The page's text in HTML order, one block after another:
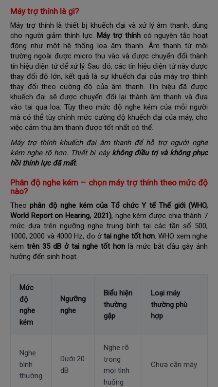
Máy trợ thính là gì?
Máy trợ thính là thiết bị khuếch đại và xử lý âm thanh, dùng
cho người giảm thính lực. Máy trợ thính có nguyên tắc hoạt
động như một hệ thống loa âm thanh. Âm thanh từ môi
trường ngoài được micro thu vào và được chuyển đổi thành
tín hiệu điện tử để xử lý. Sau đó, các tín hiệu điện tử này được
thay đổi độ lớn, kết quả là sự khuếch đại của máy trợ thính
thay đổi theo cường độ của âm thanh. Tín hiệu đã được
khuếch đại sẽ được chuyển đổi lại thành âm thanh và đưa
vào tai qua loa. Tùy theo mức độ nghe kém của mỗi người
mà có thể tùy chỉnh mức cường độ khuếch đại của máy, cho
việc cảm thụ âm thanh được tốt nhất có thể.
Máy trợ thính khuếch đại âm thanh để hỗ trợ người nghe
kém nghe rõ hơn. Thiết bị này không điều trị và không phục
hồi thính lực đã mất.
Phân độ nghe kém – chọn máy trợ thính theo mức độ
nào?
Theophân độ nghe kém của Tổ chức Y tế Thế giới (WHO,
World Report on Hearing, 2021), nghe kém được chia thành 7
mức dựa trên ngưỡng nghe trung bình tại các tần số 500,
1000, 2000 và 4000 Hz, đo ởtai nghe tốt hơn. WHO xem nghe
kém trên 35 dB ở tai nghe tốt hơn là mức bắt đầu gây ảnh
hưởng đến sinh hoạt.
Mức
độ
nghe
kém
Ngưỡng
nghe
Biểu hiện
thường
gặp
Loại máy
thường phù
hợp
Nghe
bình
thường
Dưới 20
dB
Nghe rõ
trong
mọi tình
huống
Chưa cần máy